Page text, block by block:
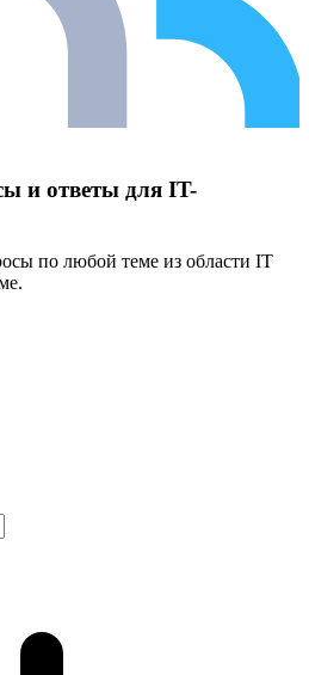
и ответы для IT-
по любой теме из области IT